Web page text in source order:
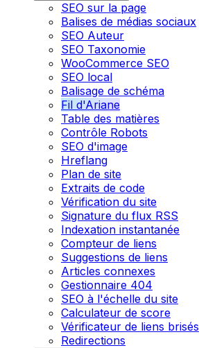
SEO sur la page
Balises de médias sociaux
SEO Auteur
SEO Taxonomie
WooCommerce SEO
SEO local
Balisage de schéma
Fil d'Ariane
Table des matières
Contrôle Robots
SEO d'image
Hreflang
Plan de site
Extraits de code
Vérification du site
Signature du flux RSS
Indexation instantanée
Compteur de liens
Suggestions de liens
Articles connexes
Gestionnaire 404
SEO à l'échelle du site
Calculateur de score
Vérificateur de liens brisés
Redirections